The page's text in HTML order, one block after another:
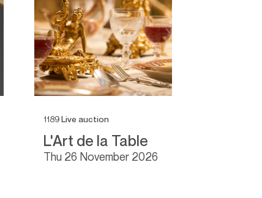
1189 Live auction
L'Art de la Table
thu 26 November 2026